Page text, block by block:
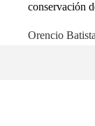
conservación
Orencio Batista